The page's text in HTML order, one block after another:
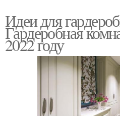
Идеи для
Гардеробная
2022 году